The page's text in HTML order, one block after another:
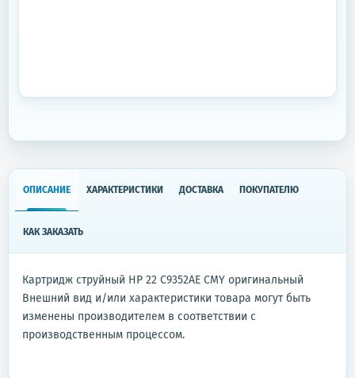
ОПИСАНИЕ ХАРАКТЕРИСТИКИ ДОСТАВКА ПОКУПАТЕЛЮ
КАК ЗАКАЗАТЬ
Картридж струйный HP 22 C9352AE CMY оригинальный
Внешний вид и/или характеристики товара могут быть
изменены производителем в соответствии с
производственным процессом.